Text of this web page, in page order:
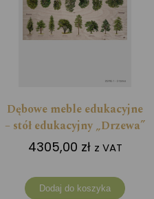
Dębowe meble edukacyjne
– stół edukacyjny „Drzewa”
4305,00 zł z VAT
Dodaj do koszyka